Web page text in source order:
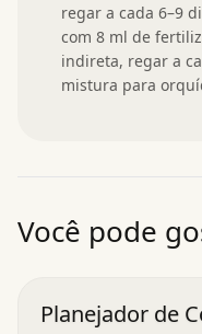
regar a cada 6–9
com 8 ml de
indireta, regar a
mistura para
Você pode
Planejador de